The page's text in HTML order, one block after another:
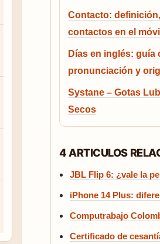
Contacto:
contactos en el móvil
Días en inglés: guía
pronunciación y
Systane – Gotas
Secos
4 ARTICULOS
JBL Flip 6: ¿vale la
iPhone 14 Plus:
Computrabajo
Certificado de